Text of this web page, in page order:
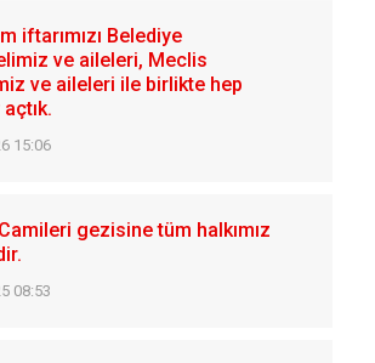
iftarımızı Belediye
ve aileleri, Meclis
ve aileleri ile birlikte hep
15:06
gezisine tüm halkımız
08:53